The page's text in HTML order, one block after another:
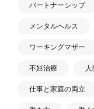
パートナーシップ
メンタルヘルス
ワーキングマザー
不妊治療
仕事と家庭の両立